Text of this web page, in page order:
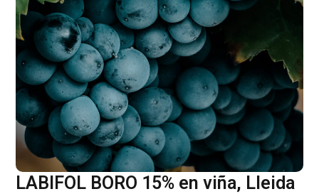
LABIFOL BORO 15% en viña, Lleida